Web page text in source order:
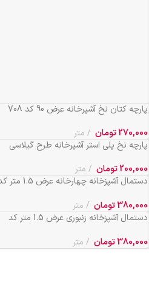
پارچه کتان نخ آشپرخانه عرض 90 کد 708
270,000تومان
متر
پارچه نخ پلی استر آشپرخانه طرح گیلاسی
200,000تومان
متر
دستمال آشپزخانه چهارخانه عرض 1.5
380,000تومان
متر
دستمال آشپزخانه زنبوری عرض 1.5 متر کد
380,000تومان متر